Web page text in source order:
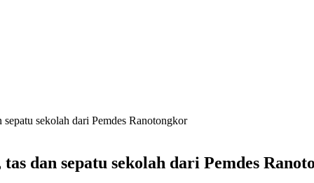
sekolah dari Pemdes Ranotongkor
dan sepatu sekolah dari Pemdes